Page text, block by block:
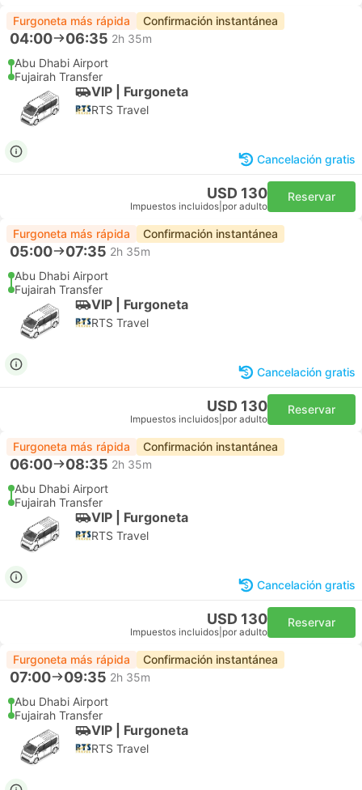
Furgoneta más rápida Confirmación instantánea
04:00 06:35 2h 35m
Abu Dhabi Airport
Fujairah Transfer
VIP | Furgoneta
RTS Travel
Cancelación gratis
USD 130
Impuestos incluidos por adulto
Reservar
Furgoneta más rápida Confirmación instantánea
05:00 07:35 2h 35m
Abu Dhabi Airport
Fujairah Transfer
VIP | Furgoneta
RTS Travel
Cancelación gratis
USD 130
Impuestos incluidos por adulto
Reservar
Furgoneta más rápida Confirmación instantánea
06:00 08:35 2h 35m
Abu Dhabi Airport
Fujairah Transfer
VIP | Furgoneta
RTS Travel
Cancelación gratis
USD 130
Impuestos incluidos por adulto
Reservar
Furgoneta más rápida Confirmación instantánea
07:00 09:35 2h 35m
Abu Dhabi Airport
Fujairah Transfer
VIP | Furgoneta
RTS Travel